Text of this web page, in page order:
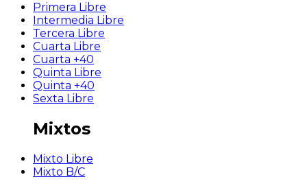
Primera Libre
Intermedia Libre
Tercera Libre
Cuarta Libre
Cuarta +40
Quinta Libre
Quinta +40
Sexta Libre
Mixtos
Mixto Libre
Mixto B/C